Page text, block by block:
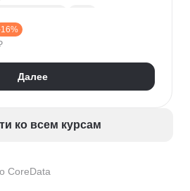
CoreData
Git
UIKit
SQLite
Keychain
Далее
ко всем курсам